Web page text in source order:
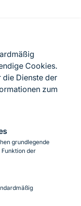
Cookies.
die Dienste der
zum
grundlegende
der